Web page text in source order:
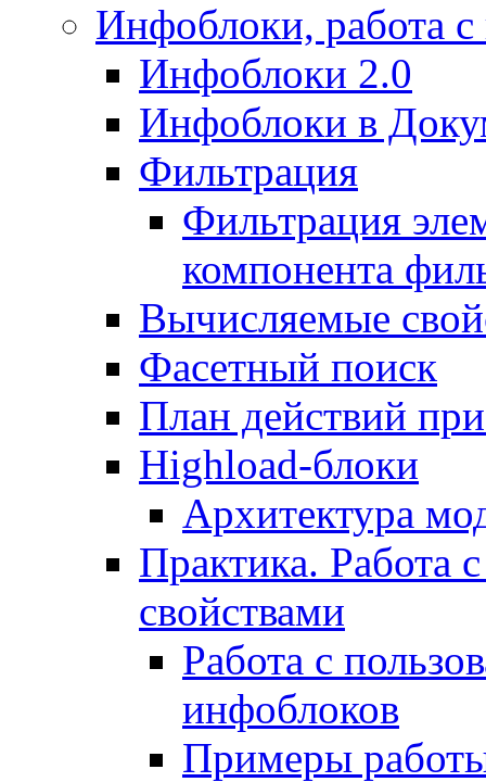
Инфоблоки, работа
Инфоблоки 2.0
Инфоблоки в
Фильтрация
Фильтрация
компонента
Вычисляемые
Фасетный поиск
План действий
Highload-блоки
Архитектура
Практика. Работа
свойствами
Работа с
инфоблоков
Примеры